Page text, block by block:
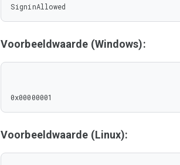
SigninAllowed
Voorbeeldwaarde (Windows):
0x00000001
Voorbeeldwaarde (Linux):